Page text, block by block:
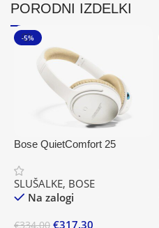
PORODNI IZDELKI
-5%
Bose QuietComfort 25
bele
SLUŠALKE, BOSE
Na zalogi
€334.00 €317.30